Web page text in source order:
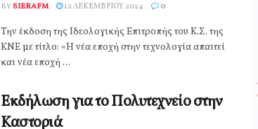
BYSIERAFM 12 ΔΕΚΕΜΒΡΊΟΥ 2024 0
Την έκδοση της Ιδεολογικής Επιτροπής του Κ.Σ. της
ΚΝΕ με τίτλο: «Η νέα εποχή στην τεχνολογία απαιτεί
και νέα εποχή ...
Εκδήλωση για το Πολυτεχνείο στην
Καστοριά